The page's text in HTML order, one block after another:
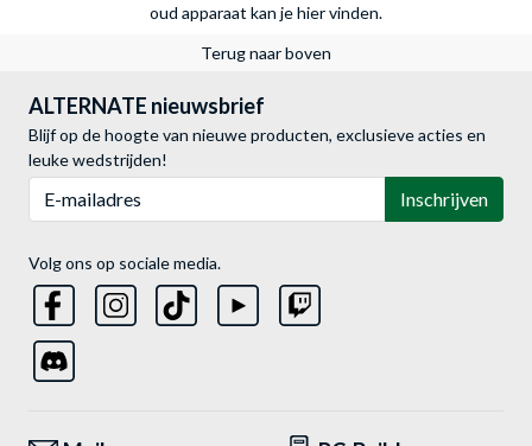
oud apparaat kan je hier vinden.
Terug naar boven
ALTERNATE nieuwsbrief
Blijf op de hoogte van nieuwe producten, exclusieve acties en
leuke wedstrijden!
Inschrijven
Volg ons op sociale media.